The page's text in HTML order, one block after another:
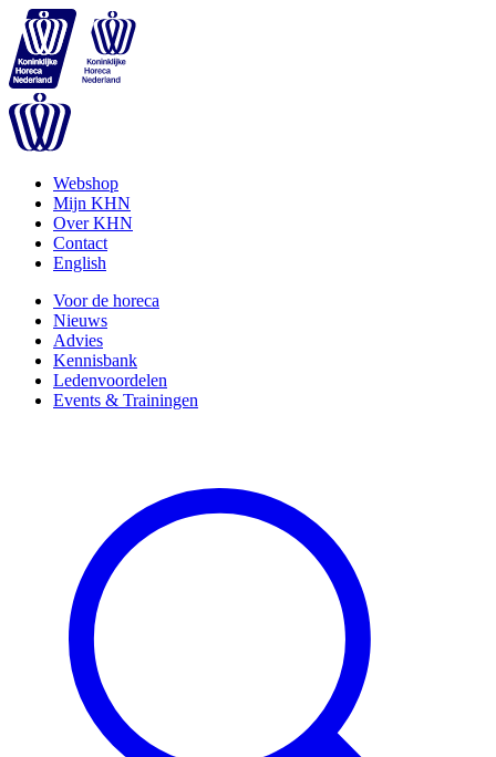
Webshop
Mijn KHN
Over KHN
Contact
English
Voor de horeca
Nieuws
Advies
Kennisbank
Ledenvoordelen
Events & Trainingen